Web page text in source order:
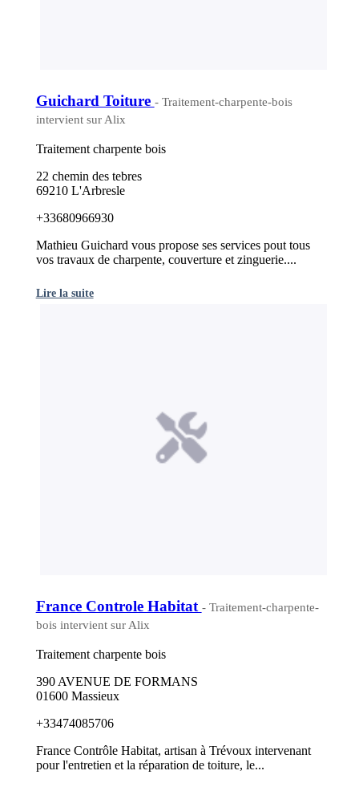
Guichard Toiture - Traitement-charpente-bois
intervient sur Alix
Traitement charpente bois
22 chemin des tebres
69210 L'Arbresle
+33680966930
Mathieu Guichard vous propose ses services pout tous
vos travaux de charpente, couverture et zinguerie....
Lire la suite
France Controle Habitat - Traitement-charpente-
bois intervient sur Alix
Traitement charpente bois
390 AVENUE DE FORMANS
01600 Massieux
+33474085706
France Contrôle Habitat, artisan à Trévoux intervenant
pour l'entretien et la réparation de toiture, le...